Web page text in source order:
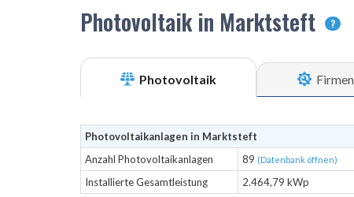
Photovoltaik in Marktsteft ?
Photovoltaik Firmen
Photovoltaikanlagen in Marktsteft
Anzahl Photovoltaikanlagen
89 (Datenbank öffnen)
Installierte Gesamtleistung 2.464,79 kWp